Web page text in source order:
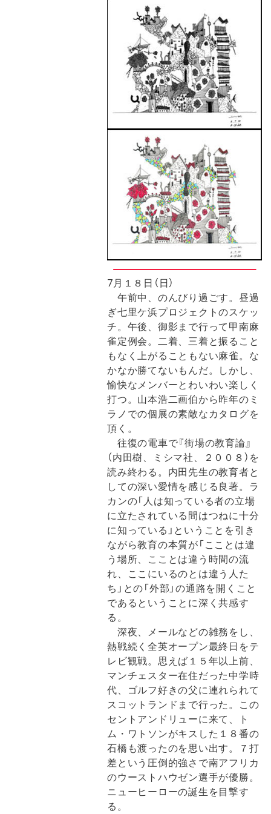
7月１８日（日）
午前中、のんびり過ごす。昼過
ぎ七里ケ浜プロジェクトのスケッ
チ。午後、御影まで行って甲南麻
雀定例会。二着、三着と振ること
もなく上がることもない麻雀。な
かなか勝てないもんだ。しかし、
愉快なメンバーとわいわい楽しく
打つ。山本浩二画伯から昨年のミ
ラノでの個展の素敵なカタログを
頂く。
往復の電車で『街場の教育論』
（内田樹、ミシマ社、２００８）を
読み終わる。内田先生の教育者と
しての深い愛情を感じる良著。ラ
カンの「人は知っている者の立場
に立たされている間はつねに十分
に知っている」ということを引き
ながら教育の本質が「こことは違
う場所、こことは違う時間の流
れ、ここにいるのとは違う人た
ち」との「外部」の通路を開くこと
であるということに深く共感す
る。
深夜、メールなどの雑務をし、
熱戦続く全英オープン最終日をテ
レビ観戦。思えば１５年以上前、
マンチェスター在住だった中学時
代、ゴルフ好きの父に連れられて
スコットランドまで行った。この
セントアンドリューに来て、ト
ム・ワトソンがキスした１８番の
石橋も渡ったのを思い出す。７打
差という圧倒的強さで南アフリカ
のウーストハウゼン選手が優勝。
ニューヒーローの誕生を目撃す
る。